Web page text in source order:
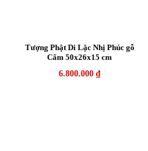
Tượng Phật Di Lặc Nhị Phúc gỗ
Cẩm 50x26x15 cm
6.800.000 ₫